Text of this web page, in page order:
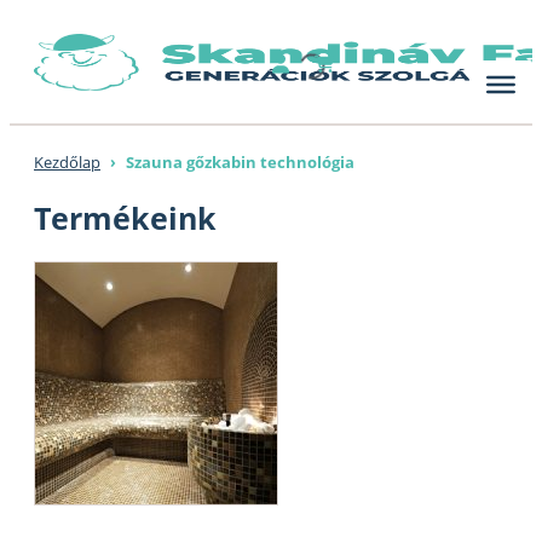
content
Kezdőlap › Szauna gőzkabin technológia
Termékeink